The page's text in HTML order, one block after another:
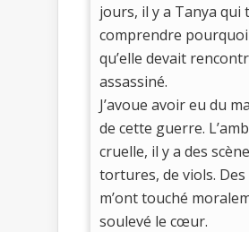
jours, il y a Tanya qui
comprendre pourquoi
qu’elle devait
assassiné.
J’avoue avoir eu du
de cette guerre.
cruelle, il y a des
tortures, de viols. Des
m’ont touché
soulevé le cœur.